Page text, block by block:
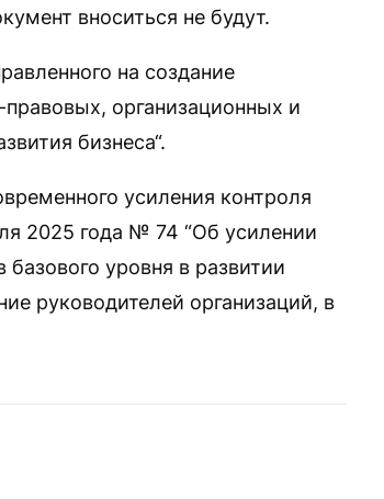
вноситься не будут.
на создание
организационных и
бизнеса“.
усиления контроля
2025 года № 74 “Об усилении
уровня в развитии
руководителей организаций, в